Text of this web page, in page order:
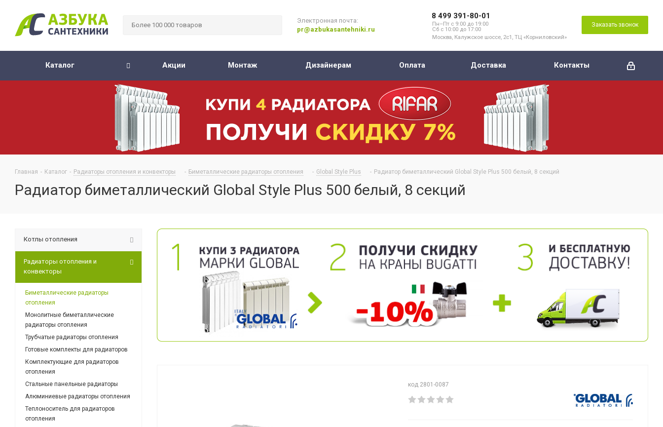
Электронная почта:
pr@azbukasantehniki.ru
8 499 391-80-01
Пн–Пт с 9:00 до 19:00
Сб с 10:00 до 17:00
Москва, Калужское шоссе, 2с1, ТЦ «Корниловский»
Заказать звонок
Каталог Акции Монтаж Дизайнерам Оплата Доставка Контакты
Главная - Каталог - Радиаторы отопления и конвекторы - Биметаллические радиаторы отопления - Global Style Plus - Радиатор биметаллический Global Style Plus 500 белый, 8 секций
Радиатор биметаллический Global Style Plus 500 белый, 8 секций
код 2801-0087
Котлы отопления
Радиаторы отопления и
конвекторы
Биметаллические радиаторы
отопления
Монолитные биметаллические
радиаторы отопления
Трубчатые радиаторы отопления
Готовые комплекты для радиаторов
Комплектующие для радиаторов
отопления
Стальные панельные радиаторы
Алюминиевые радиаторы отопления
Теплоноситель для радиаторов
отопления